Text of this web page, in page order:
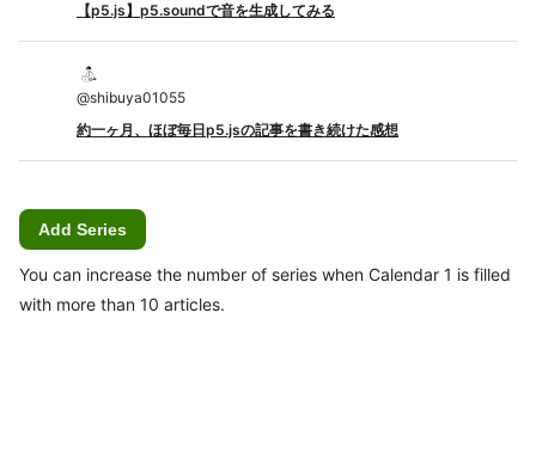
【p5.js】p5.soundで音を生成してみる
@shibuya01055
約一ヶ月、ほぼ毎日p5.jsの記事を書き続けた感想
Add Series
You can increase the number of series when Calendar 1 is filled
with more than 10 articles.